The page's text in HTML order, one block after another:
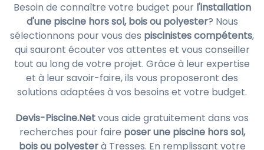
Besoin de connaître votre budget pour l'installation
d'une piscine hors sol, bois ou polyester? Nous
sélectionnons pour vous des piscinistes compétents,
qui sauront écouter vos attentes et vous conseiller
tout au long de votre projet. Grâce à leur expertise
et à leur savoir-faire, ils vous proposeront des
solutions adaptées à vos besoins et votre budget.
Devis-Piscine.Netvous aide gratuitement dans vos
recherches pour faire poser une piscine hors sol,
bois ou polyesterà Tresses. En remplissant votre